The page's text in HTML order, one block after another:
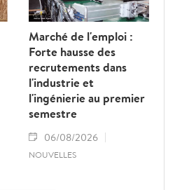
Marché de l'emploi :
Forte hausse des
recrutements dans
l'industrie et
l'ingénierie au premier
semestre
06/08/2026
NOUVELLES